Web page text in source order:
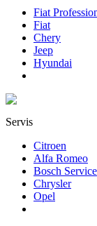
Fiat
Fiat
Chery
Jeep
Hyundai
Servis
Citroen
Alfa Romeo
Bosch Service
Chrysler
Opel